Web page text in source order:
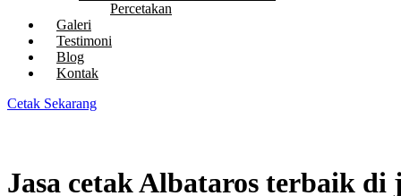
Percetakan
Galeri
Testimoni
Blog
Kontak
Cetak Sekarang
Jasa cetak Albataros terbaik di